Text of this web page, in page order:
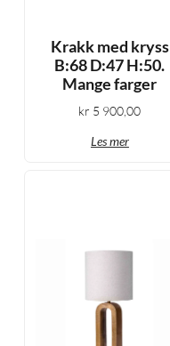
Krakk med kryss
B:68 D:47 H:50.
Mange farger
kr 5 900,00
Les mer